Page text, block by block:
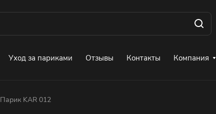
Уход за париками Отзывы Контакты Компания
Парик KAR 012